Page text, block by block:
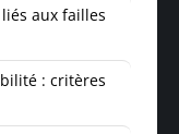
aux failles
: critères